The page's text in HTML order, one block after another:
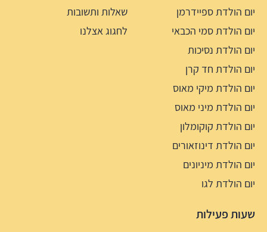
יום הולדת ספיידרמן
יום הולדת סמי הכבאי
יום הולדת נסיכות
יום הולדת חד קרן
יום הולדת מיקי מאוס
יום הולדת מיני מאוס
יום הולדת קוקומלון
יום הולדת דינוזאורים
יום הולדת מיניונים
יום הולדת לגו
שאלות ותשובות
לחגוג אצלנו
שעות פעילות